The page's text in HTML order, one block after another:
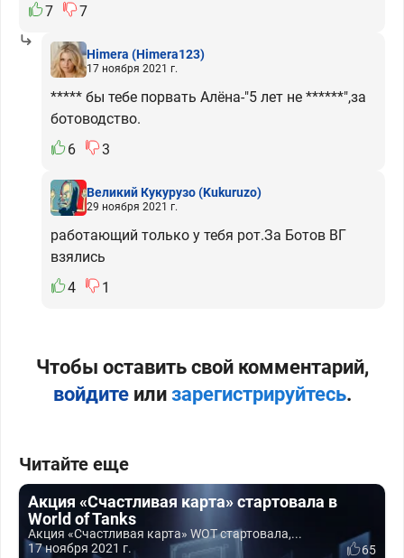
7 7
Himera (Himera123)
17 ноября 2021 г.
***** бы тебе порвать Алёна-"5 лет не ******",за
ботоводство.
6
3
Великий Кукурузо(Kukuruzo)
29 ноября 2021 г.
работающий только у тебя рот.За Ботов ВГ
взялись
4
1
Чтобы оставить свой комментарий,
войдитеили зарегистрируйтесь.
Читайте еще
Акция «Счастливая карта» стартовала в
World of Tanks
Акция «Счастливая карта» WOT стартовала,...
17 ноября 2021 г.
65